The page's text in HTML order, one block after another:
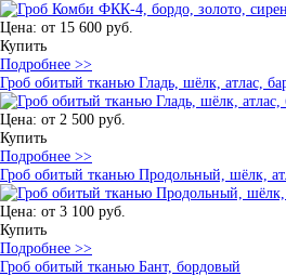
Цена: от 15 600 руб.
Купить
Подробнее >>
Гроб обитый тканью Гладь, шёлк, атлас,
Цена: от 2 500 руб.
Купить
Подробнее >>
Гроб обитый тканью Продольный, шёлк,
Цена: от 3 100 руб.
Купить
Подробнее >>
Гроб обитый тканью Бант, бордовый